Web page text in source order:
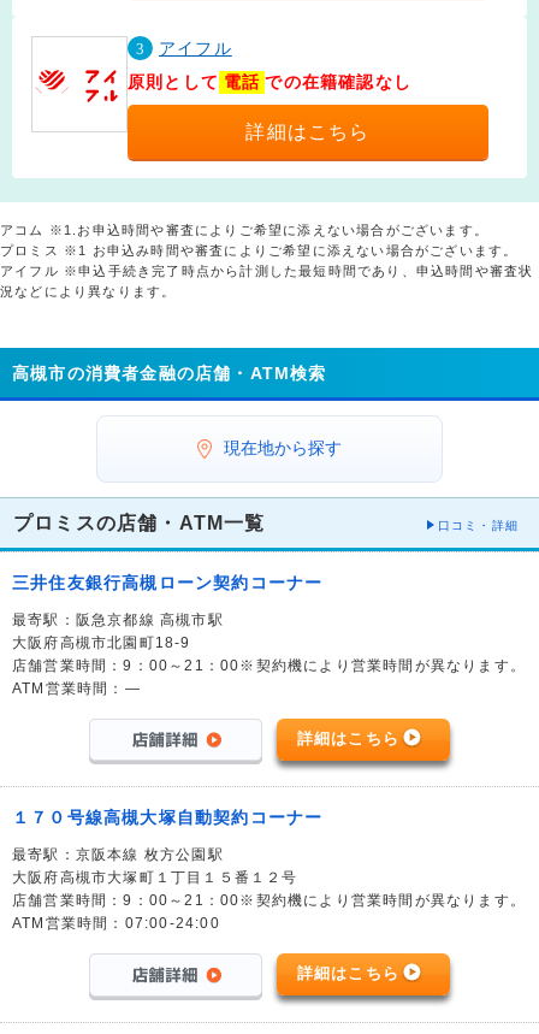
3
アイフル
原則として 電話 での在籍確認なし
詳細はこちら
アコム ※1.お申込時間や審査によりご希望に添えない場合がございます。
プロミス ※1 お申込み時間や審査によりご希望に添えない場合がございます。
アイフル ※申込手続き完了時点から計測した最短時間であり、申込時間や審査状
況などにより異なります。
高槻市の消費者金融の店舗・ATM検索
現在地から探す
プロミスの店舗・ATM一覧 口コミ・詳細
三井住友銀行高槻ローン契約コーナー
最寄駅：阪急京都線 高槻市駅
大阪府高槻市北園町18-9
店舗営業時間：9：00～21：00※契約機により営業時間が異なります。
ATM営業時間：―
詳細はこちら
１７０号線高槻大塚自動契約コーナー
最寄駅：京阪本線 枚方公園駅
大阪府高槻市大塚町１丁目１５番１２号
店舗営業時間：9：00～21：00※契約機により営業時間が異なります。
ATM営業時間：07:00-24:00
詳細はこちら